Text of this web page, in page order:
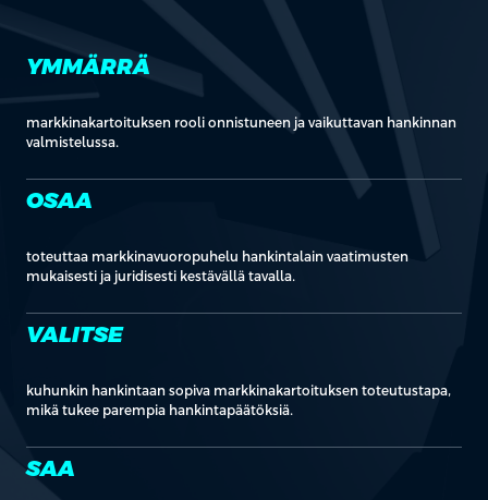
YMMÄRRÄ
markkinakartoituksen rooli onnistuneen ja vaikuttavan hankinnan
valmistelussa.
OSAA
toteuttaa markkinavuoropuhelu hankintalain vaatimusten
mukaisesti ja juridisesti kestävällä tavalla.
VALITSE
kuhunkin hankintaan sopiva markkinakartoituksen toteutustapa,
mikä tukee parempia hankintapäätöksiä.
SAA